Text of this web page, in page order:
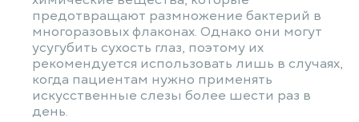
предотвращают размножение бактерий в
многоразовых флаконах. Однако они могут
усугубить сухость глаз, поэтому их
рекомендуется использовать лишь в случаях,
когда пациентам нужно применять
искусственные слезы более шести раз в
день.